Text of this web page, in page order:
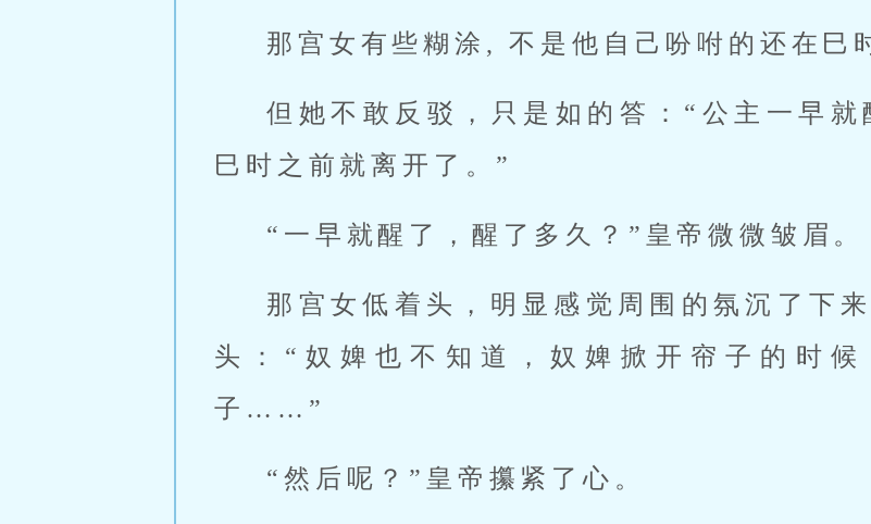
那宫女有些糊涂, 不是他自己吩咐的还在巳
但她不敢反驳，只是如的答：“公主一早
巳时之前就离开了。”
“一早就醒了，醒了多久？”皇帝微微皱眉。
那宫女低着头，明显感觉周围的氛沉了下
头：“奴婢也不知道，奴婢掀开帘子的时
子……”
“然后呢？”皇帝攥紧了心。